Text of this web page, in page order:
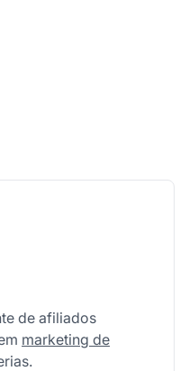
de afiliados
marketing de